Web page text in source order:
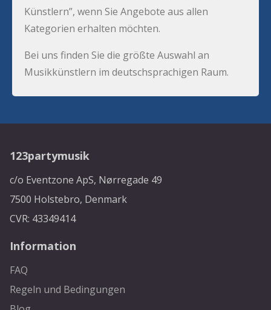
Künstlern”, wenn Sie Angebote aus allen
Kategorien erhalten möchten.
Bei uns finden Sie die größte Auswahl an
Musikkünstlern im deutschsprachigen Raum.
123partymusik
c/o Eventzone ApS, Nørregade 49
7500 Holstebro, Denmark
CVR: 43349414
Information
FAQ
Regeln und Bedingungen